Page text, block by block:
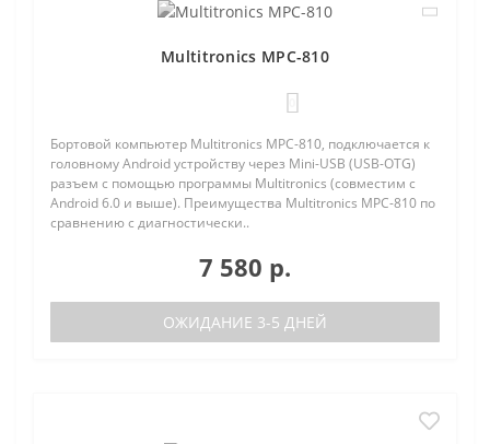
Multitronics MPC-810
Бортовой компьютер Multitronics MPC-810, подключается к
головному Android устройству через Mini-USB (USB-OTG)
разъем с помощью программы Multitronics (совместим с
Android 6.0 и выше). Преимущества Multitronics MPC-810 по
сравнению с диагностически..
7 580 р.
ОЖИДАНИЕ 3-5 ДНЕЙ